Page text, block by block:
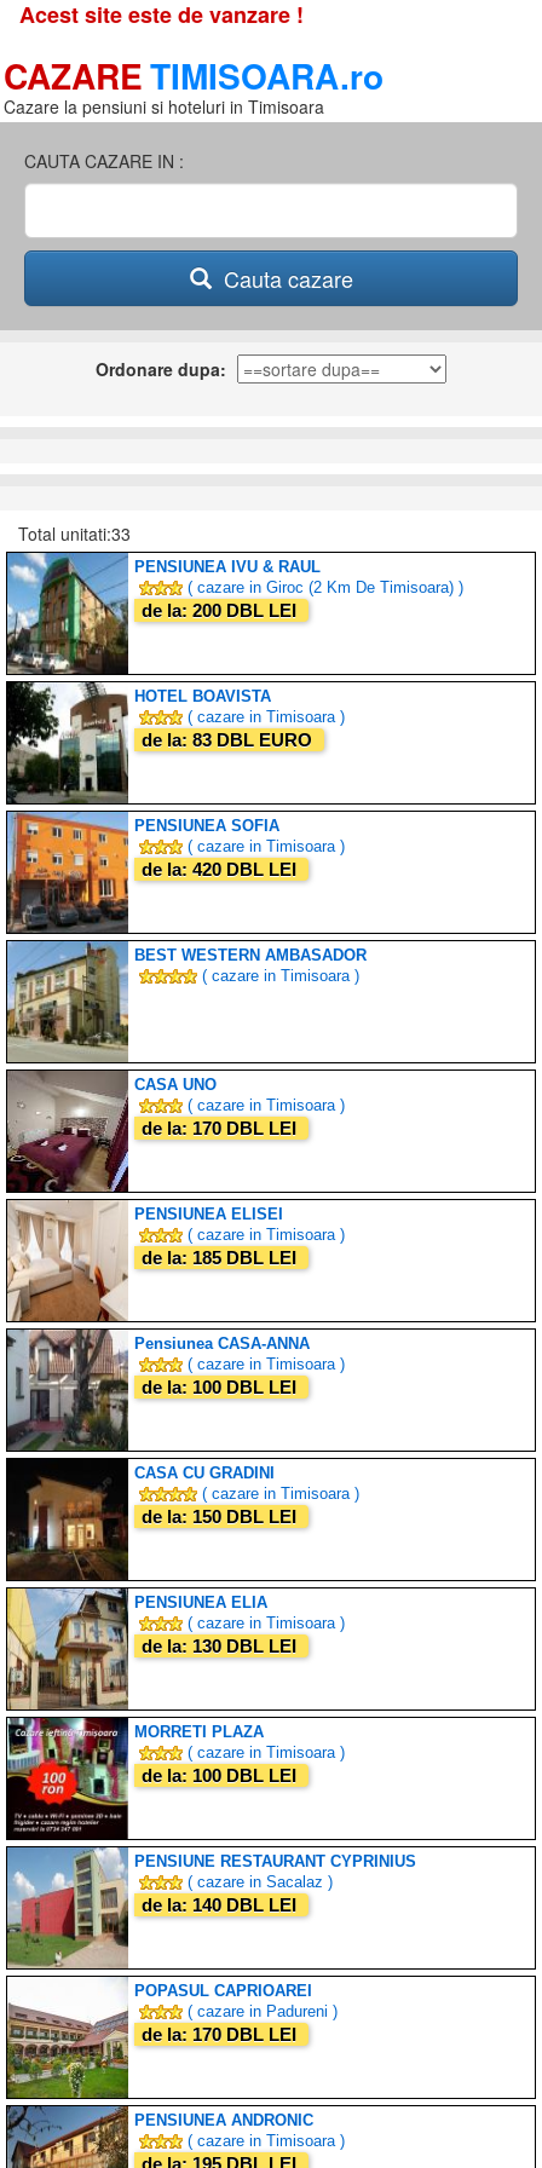
Acest site este de vanzare !
CAZARETIMISOARA.ro
Cazare la pensiuni si hoteluri in Timisoara
CAUTA CAZARE IN :
Cauta cazare
Ordonare dupa:
Total unitati:33
PENSIUNEA IVU & RAUL
( cazare in Giroc (2 Km De Timisoara) )
de la: 200 DBL LEI
HOTEL BOAVISTA
( cazare in Timisoara )
de la: 83 DBL EURO
PENSIUNEA SOFIA
( cazare in Timisoara )
de la: 420 DBL LEI
BEST WESTERN AMBASADOR
( cazare in Timisoara )
CASA UNO
( cazare in Timisoara )
de la: 170 DBL LEI
PENSIUNEA ELISEI
( cazare in Timisoara )
de la: 185 DBL LEI
Pensiunea CASA-ANNA
( cazare in Timisoara )
de la: 100 DBL LEI
CASA CU GRADINI
( cazare in Timisoara )
de la: 150 DBL LEI
PENSIUNEA ELIA
( cazare in Timisoara )
de la: 130 DBL LEI
MORRETI PLAZA
( cazare in Timisoara )
de la: 100 DBL LEI
PENSIUNE RESTAURANT CYPRINIUS
( cazare in Sacalaz )
de la: 140 DBL LEI
POPASUL CAPRIOAREI
( cazare in Padureni )
de la: 170 DBL LEI
PENSIUNEA ANDRONIC
( cazare in Timisoara )
de la: 195 DBL LEI